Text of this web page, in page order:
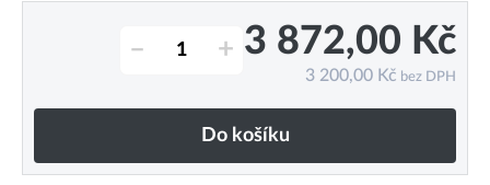
– + 3 872,00 Kč
3 200,00 Kč bez DPH
Do košíku